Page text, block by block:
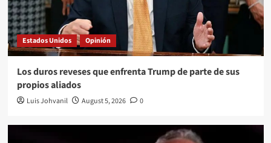
Estados Unidos Opinión
Los duros reveses que enfrenta Trump de parte de sus
propios aliados
Luis Johvanil August 5, 2026 0